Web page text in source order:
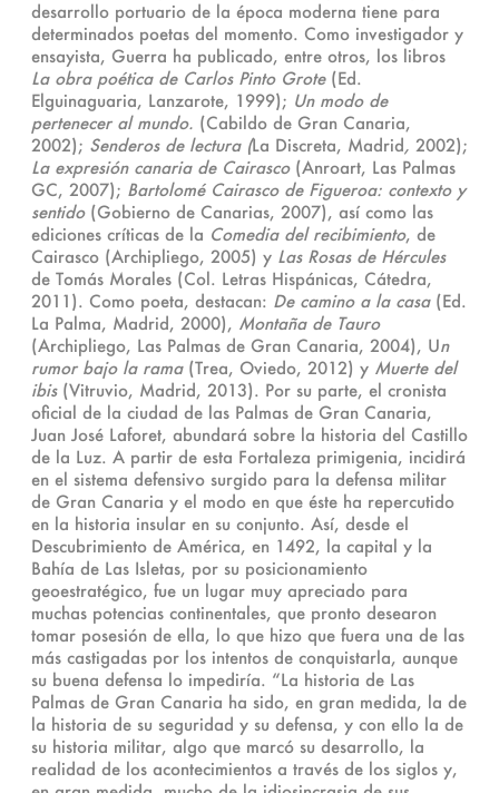
desarrollo portuario de la época moderna tiene para
determinados poetas del momento. Como investigador y
ensayista, Guerra ha publicado, entre otros, los libros
La obra poética de Carlos Pinto Grote(Ed.
Elguinaguaria, Lanzarote, 1999); Un modo de
pertenecer al mundo. (Cabildo de Gran Canaria,
2002); Senderos de lectura (La Discreta, Madrid, 2002);
La expresión canaria de Cairasco(Anroart, Las Palmas
GC, 2007); Bartolomé Cairasco de Figueroa: contexto y
sentido(Gobierno de Canarias, 2007), así como las
ediciones críticas de la Comedia del recibimiento, de
Cairasco (Archipliego, 2005) y Las Rosas de Hércules
de Tomás Morales (Col. Letras Hispánicas, Cátedra,
2011). Como poeta, destacan: De camino a la casa(Ed.
La Palma, Madrid, 2000), Montaña de Tauro
(Archipliego, Las Palmas de Gran Canaria, 2004), Un
rumor bajo la rama(Trea, Oviedo, 2012) y Muerte del
ibis(Vitruvio, Madrid, 2013). Por su parte, el cronista
oficial de la ciudad de las Palmas de Gran Canaria,
Juan José Laforet, abundará sobre la historia del Castillo
de la Luz. A partir de esta Fortaleza primigenia, incidirá
en el sistema defensivo surgido para la defensa militar
de Gran Canaria y el modo en que éste ha repercutido
en la historia insular en su conjunto. Así, desde el
Descubrimiento de América, en 1492, la capital y la
Bahía de Las Isletas, por su posicionamiento
geoestratégico, fue un lugar muy apreciado para
muchas potencias continentales, que pronto desearon
tomar posesión de ella, lo que hizo que fuera una de las
más castigadas por los intentos de conquistarla, aunque
su buena defensa lo impediría. “La historia de Las
Palmas de Gran Canaria ha sido, en gran medida, la de
la historia de su seguridad y su defensa, y con ello la de
su historia militar, algo que marcó su desarrollo, la
realidad de los acontecimientos a través de los siglos y,